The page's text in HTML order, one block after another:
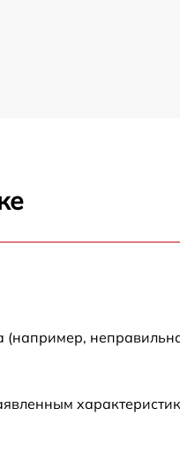
(например,